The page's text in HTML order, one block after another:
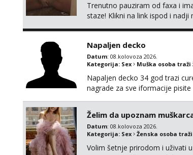
Trenutno pauziram od faxa i
staze! Klikni na link ispod i
Napaljen decko
Datum: 08.kolovoza 2026.
Kategorija: Sex Muška osoba traži
Napaljen decko 34 god trazi
nagrade za sve iformacije
Želim da upoznam
Datum: 08.kolovoza 2026.
Kategorija: Sex Ženska osoba
Volim šetnje prirodom i uživati